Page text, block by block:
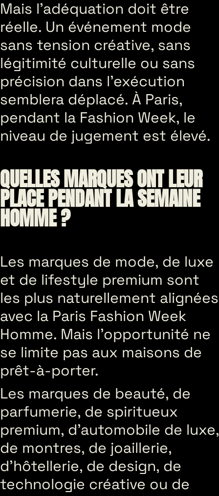
Mais l’adéquation doit être
réelle. Un événement mode
sans tension créative, sans
légitimité culturelle ou sans
précision dans l’exécution
semblera déplacé. À Paris,
pendant la Fashion Week, le
niveau de jugement est élevé.
QUELLES MARQUES ONT LEUR
PLACE PENDANT LA SEMAINE
HOMME ?
Les marques de mode, de luxe
et de lifestyle premium sont
les plus naturellement alignées
avec la Paris Fashion Week
Homme. Mais l’opportunité ne
se limite pas aux maisons de
prêt-à-porter.
Les marques de beauté, de
parfumerie, de spiritueux
premium, d’automobile de luxe,
de montres, de joaillerie,
d’hôtellerie, de design, de
technologie créative ou de